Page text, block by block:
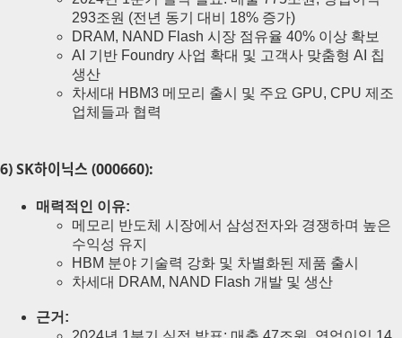
293조원 (전년 동기 대비 18% 증가)
DRAM, NAND Flash 시장 점유율 40% 이상 확보
AI 기반 Foundry 사업 확대 및 고객사 맞춤형 AI 칩
생산
차세대 HBM3 메모리 출시 및 주요 GPU, CPU 제조
업체들과 협력
6) SK하이닉스 (000660):
매력적인 이유:
메모리 반도체 시장에서 삼성전자와 경쟁하며 높은
수익성 유지
HBM 분야 기술력 강화 및 차별화된 제품 출시
차세대 DRAM, NAND Flash 개발 및 생산
근거: